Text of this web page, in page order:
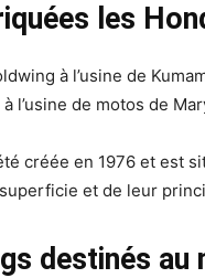
les
à l’usine de
l’usine de motos de
créée en 1976 et est
et de leur
destinés